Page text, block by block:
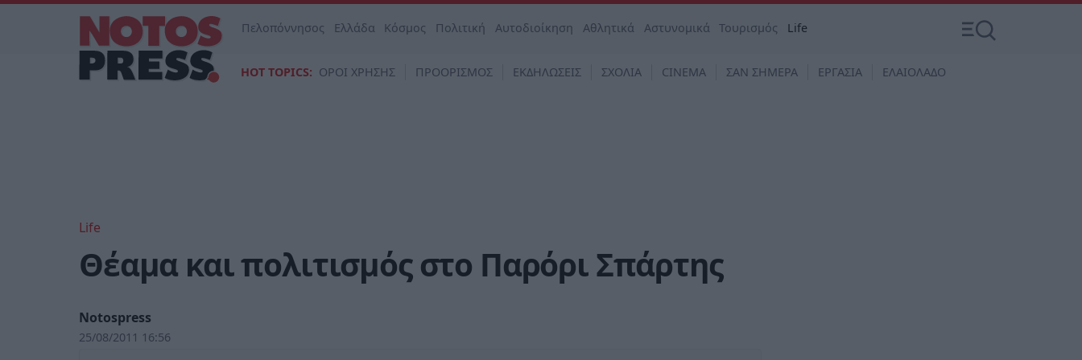
Πελοπόννησος Ελλάδα Κόσμος Πολιτική Αυτοδιοίκηση Αθλητικά Αστυνομικά Τουρισμός Life
HOT TOPICS: ΟΡΟΙ ΧΡΗΣΗΣ ΠΡΟΟΡΙΣΜΟΣ ΕΚΔΗΛΩΣΕΙΣ ΣΧΟΛΙΑ CINEMA ΣΑΝ ΣΗΜΕΡΑ ΕΡΓΑΣΙΑ ΕΛΑΙΟΛΑΔΟ
Life
Θέαμα και πολιτισμός στο Παρόρι Σπάρτης
Notospress
25/08/2011 16:56